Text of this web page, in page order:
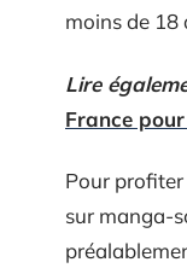
moins de 18
Lire
France
Pour profiter
sur manga-